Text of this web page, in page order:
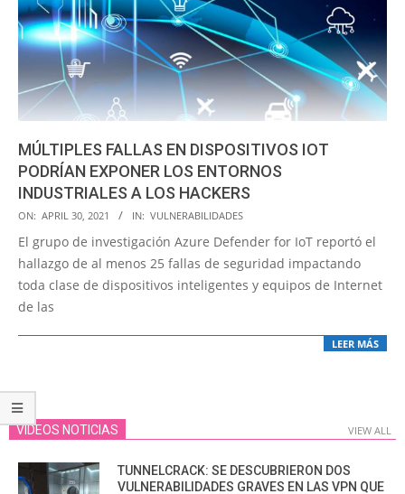
MÚLTIPLES FALLAS EN DISPOSITIVOS IOT
PODRÍAN EXPONER LOS ENTORNOS
INDUSTRIALES A LOS HACKERS
2021-
04-
30
ON: APRIL 30, 2021 IN: VULNERABILIDADES
El grupo de investigación Azure Defender for IoT reportó el
hallazgo de al menos 25 fallas de seguridad impactando
toda clase de dispositivos inteligentes y equipos de Internet
de las
LEER MÁS
VIDEOS NOTICIAS VIEW ALL
TUNNELCRACK: SE DESCUBRIERON DOS
VULNERABILIDADES GRAVES EN LAS VPN QUE